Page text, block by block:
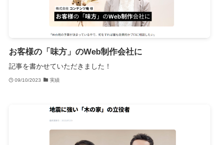
お客様の「味方」のWeb制作会社に
記事を書かせていただきました！
09/10/2023 実績